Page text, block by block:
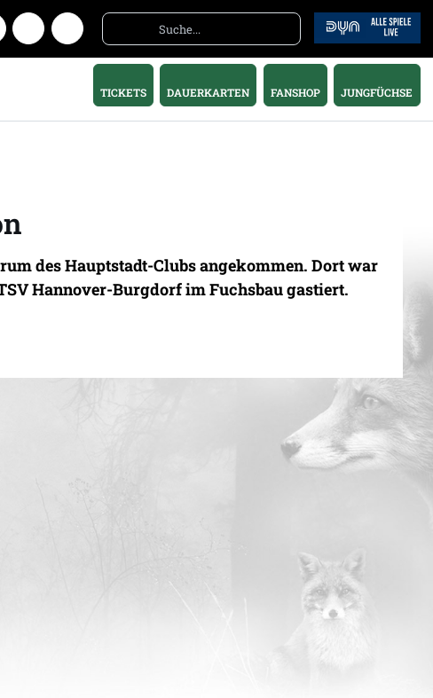
TICKETS DAUERKARTEN FANSHOP JUNGFÜCHSE
des Hauptstadt-Clubs angekommen. Dort war
Hannover-Burgdorf im Fuchsbau gastiert.